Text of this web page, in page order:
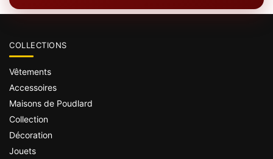
COLLECTIONS
Vêtements
Accessoires
Maisons de Poudlard
Collection
Décoration
Jouets